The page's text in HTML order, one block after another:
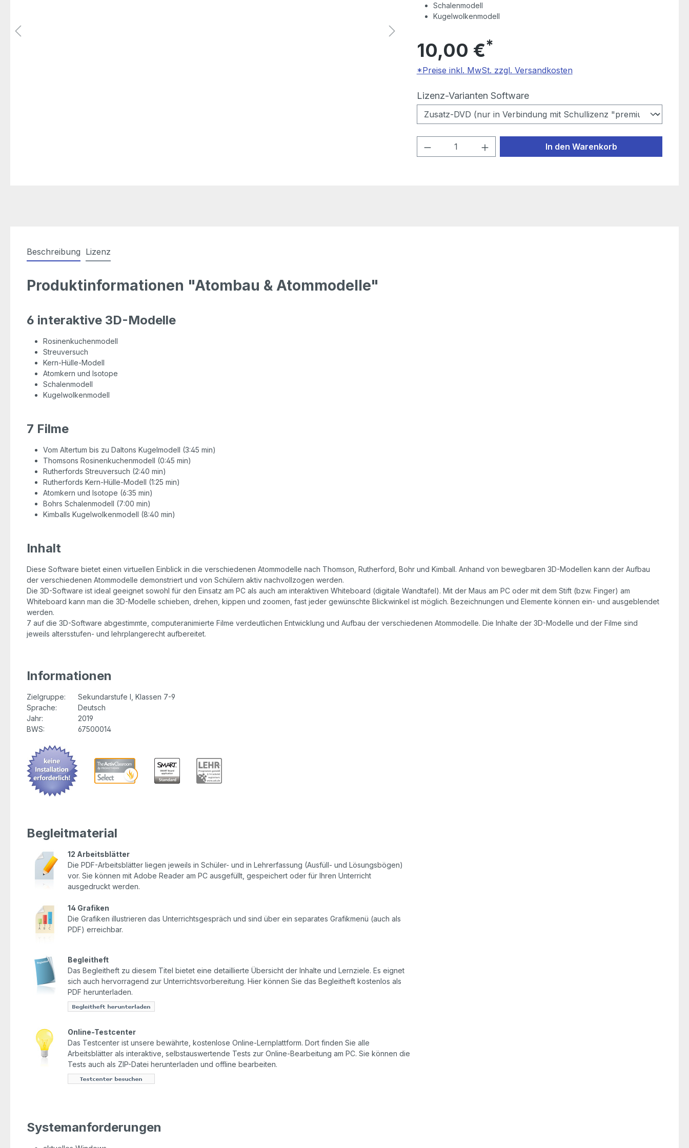
Schalenmodell
Kugelwolkenmodell
10,00 €*
*Preise inkl. MwSt. zzgl. Versandkosten
Lizenz-Varianten Softwareauswählen
Produkt Anzahl: Gib den gewünschten Wert
In den Warenkorb
Beschreibung Lizenz
Produktinformationen "Atombau & Atommodelle"
6 interaktive 3D-Modelle
Rosinenkuchenmodell
Streuversuch
Kern-Hülle-Modell
Atomkern und Isotope
Schalenmodell
Kugelwolkenmodell
7 Filme
Vom Altertum bis zu Daltons Kugelmodell (3:45 min)
Thomsons Rosinenkuchenmodell (0:45 min)
Rutherfords Streuversuch (2:40 min)
Rutherfords Kern-Hülle-Modell (1:25 min)
Atomkern und Isotope (6:35 min)
Bohrs Schalenmodell (7:00 min)
Kimballs Kugelwolkenmodell (8:40 min)
Inhalt
Diese Software bietet einen virtuellen Einblick in die verschiedenen Atommodelle nach Thomson, Rutherford, Bohr und Kimball. Anhand von bewegbaren 3D-Modellen kann der Aufbau
der verschiedenen Atommodelle demonstriert und von Schülern aktiv nachvollzogen werden.
Die 3D-Software ist ideal geeignet sowohl für den Einsatz am PC als auch am interaktiven Whiteboard (digitale Wandtafel). Mit der Maus am PC oder mit dem Stift (bzw. Finger) am
Whiteboard kann man die 3D-Modelle schieben, drehen, kippen und zoomen, fast jeder gewünschte Blickwinkel ist möglich. Bezeichnungen und Elemente können ein- und ausgeblendet
werden.
7 auf die 3D-Software abgestimmte, computeranimierte Filme verdeutlichen Entwicklung und Aufbau der verschiedenen Atommodelle. Die Inhalte der 3D-Modelle und der Filme sind
jeweils altersstufen- und lehrplangerecht aufbereitet.
Informationen
Zielgruppe:
Sekundarstufe I, Klassen 7-9
Sprache:
Deutsch
Jahr:
2019
BWS:
67500014
Begleitmaterial
12 Arbeitsblätter
Die PDF-Arbeitsblätter liegen jeweils in Schüler- und in Lehrerfassung (Ausfüll- und Lösungsbögen)
vor. Sie können mit Adobe Reader am PC ausgefüllt, gespeichert oder für Ihren Unterricht
ausgedruckt werden.
14 Grafiken
Die Grafiken illustrieren das Unterrichtsgespräch und sind über ein separates Grafikmenü (auch als
PDF) erreichbar.
Begleitheft
Das Begleitheft zu diesem Titel bietet eine detaillierte Übersicht der Inhalte und Lernziele. Es eignet
sich auch hervorragend zur Unterrichtsvorbereitung. Hier können Sie das Begleitheft kostenlos als
PDF herunterladen.
Online-Testcenter
Das Testcenter ist unsere bewährte, kostenlose Online-Lernplattform. Dort finden Sie alle
Arbeitsblätter als interaktive, selbstauswertende Tests zur Online-Bearbeitung am PC. Sie können die
Tests auch als ZIP-Datei herunterladen und offline bearbeiten.
Systemanforderungen